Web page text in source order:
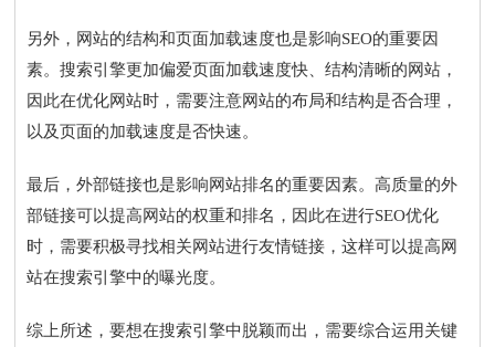
另外，网站的结构和页面加载速度也是影响SEO的重要因
素。搜索引擎更加偏爱页面加载速度快、结构清晰的网站，
因此在优化网站时，需要注意网站的布局和结构是否合理，
以及页面的加载速度是否快速。
最后，外部链接也是影响网站排名的重要因素。高质量的外
部链接可以提高网站的权重和排名，因此在进行SEO优化
时，需要积极寻找相关网站进行友情链接，这样可以提高网
站在搜索引擎中的曝光度。
综上所述，要想在搜索引擎中脱颖而出，需要综合运用关键